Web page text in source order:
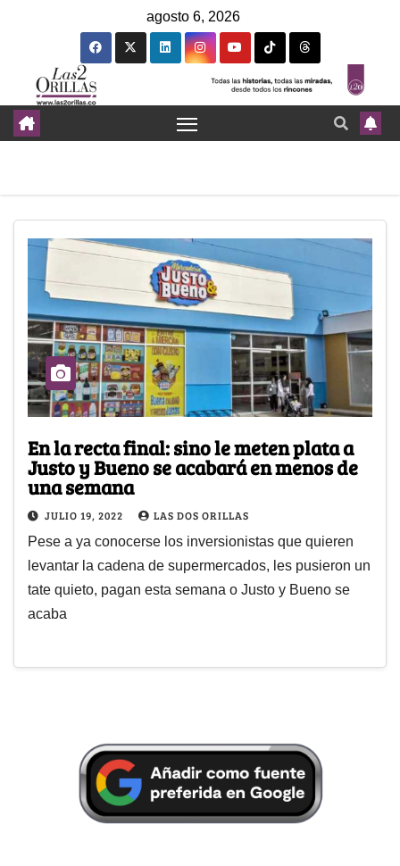
agosto 6, 2026
En la recta final: sino le meten plata a
Justo y Bueno se acabará en menos de
una semana
JULIO 19, 2022 LAS DOS ORILLAS
Pese a ya conocerse los inversionistas que quieren
levantar la cadena de supermercados, les pusieron un
tate quieto, pagan esta semana o Justo y Bueno se
acaba